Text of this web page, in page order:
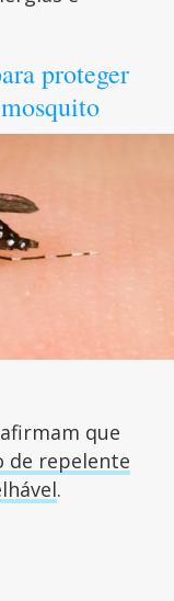
proteger
que
de repelente
.